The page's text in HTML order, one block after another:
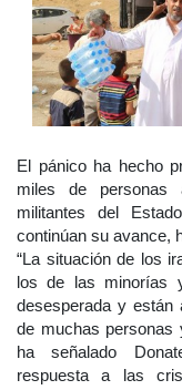
El pánico ha hecho
miles de personas
militantes del
continúan su avance,
“La situación de los
los de las minorías
desesperada y están
de muchas personas
ha señalado
respuesta a las